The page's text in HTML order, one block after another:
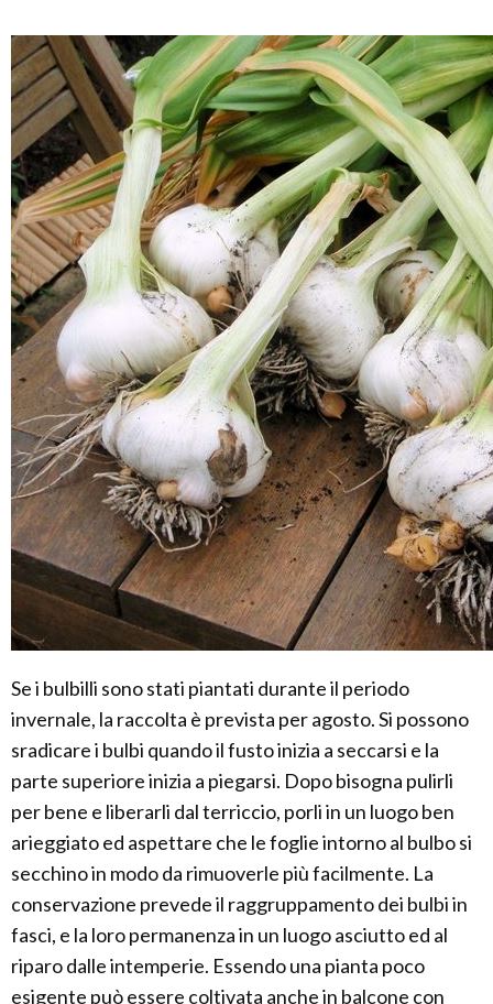
Se i bulbilli sono stati piantati durante il periodo
invernale, la raccolta è prevista per agosto. Si possono
sradicare i bulbi quando il fusto inizia a seccarsi e la
parte superiore inizia a piegarsi. Dopo bisogna pulirli
per bene e liberarli dal terriccio, porli in un luogo ben
arieggiato ed aspettare che le foglie intorno al bulbo si
secchino in modo da rimuoverle più facilmente. La
conservazione prevede il raggruppamento dei bulbi in
fasci, e la loro permanenza in un luogo asciutto ed al
riparo dalle intemperie. Essendo una pianta poco
esigente può essere coltivata anche in balcone con